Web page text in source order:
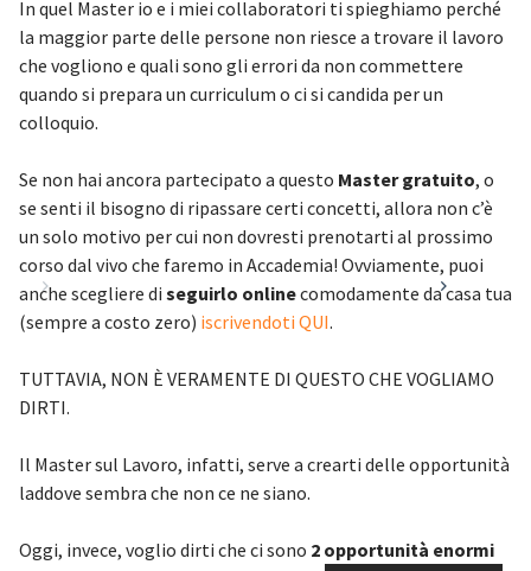
In quel Master io e i miei collaboratori ti spieghiamo perché
la maggior parte delle persone non riesce a trovare il lavoro
che vogliono e quali sono gli errori da non commettere
quando si prepara un curriculum o ci si candida per un
colloquio.
Se non hai ancora partecipato a questo Master gratuito, o
se senti il bisogno di ripassare certi concetti, allora non c’è
un solo motivo per cui non dovresti prenotarti al prossimo
corso dal vivo che faremo in Accademia! Ovviamente, puoi
anche scegliere di seguirlo onlinecomodamente da casa tua
(sempre a costo zero) iscrivendoti QUI.
TUTTAVIA, NON È VERAMENTE DI QUESTO CHE VOGLIAMO
DIRTI.
Il Master sul Lavoro, infatti, serve a crearti delle opportunità
laddove sembra che non ce ne siano.
Oggi, invece, voglio dirti che ci sono 2 opportunità enormi